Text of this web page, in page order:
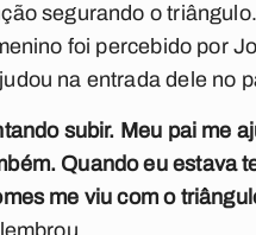
segurando o
foi percebido por
na entrada dele no
subir. Meu pai me
Quando eu estava
me viu com o